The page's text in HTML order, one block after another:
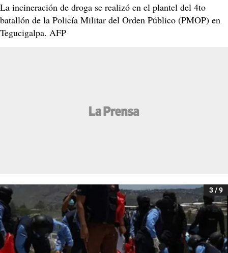
La incineración de droga se realizó en el plantel del 4to
batallón de la Policía Militar del Orden Público (PMOP) en
Tegucigalpa. AFP
3 / 9